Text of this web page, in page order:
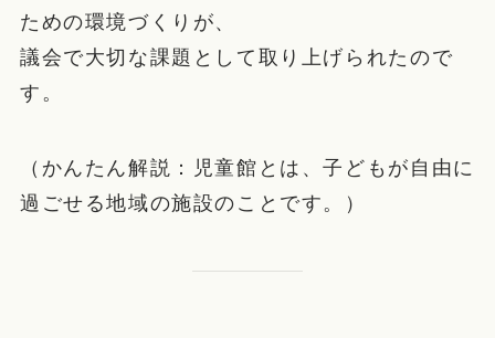
ための環境づくりが、
議会で大切な課題として取り上げられたので
す。
（かんたん解説：児童館とは、子どもが自由に
過ごせる地域の施設のことです。）